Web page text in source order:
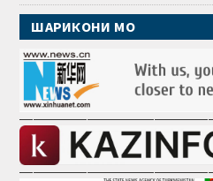
ШАРИКОНИ МО